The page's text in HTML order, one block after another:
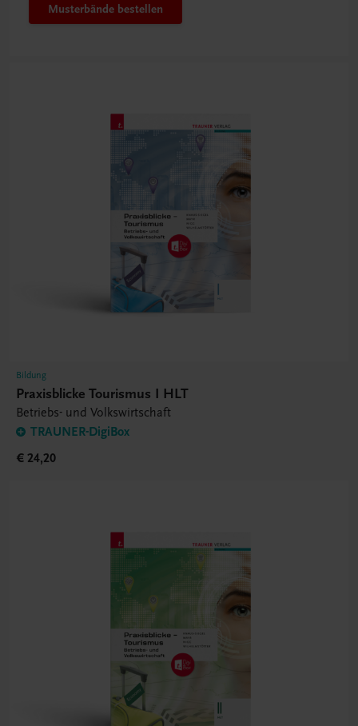
Musterbände bestellen
Bildung
Praxisblicke Tourismus I HLT
Betriebs- und Volkswirtschaft
TRAUNER-DigiBox
€ 24,20